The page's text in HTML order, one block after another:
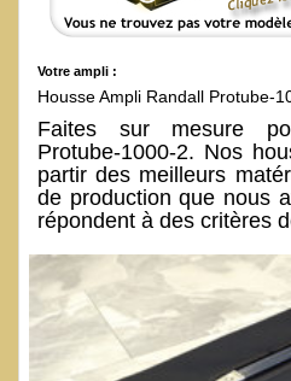
Votre ampli :
Housse Ampli Randall Protube-
Faites sur mesure
Protube-1000-2. Nos
partir des meilleurs
de production que nous
répondent à des critères